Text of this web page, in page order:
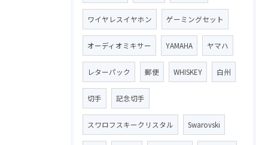
ワイヤレスイヤホン ゲーミングセット
オーディオミキサー YAMAHA ヤマハ
レターパック 郵便 WHISKEY 白州
切手 記念切手
スワロフスキークリスタル Swarovski